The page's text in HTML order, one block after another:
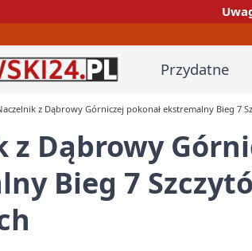
Przydatne
z Dąbrowy Górniczej pokonał ekstremalny Bieg 7
z Dąbrowy
Bieg 7